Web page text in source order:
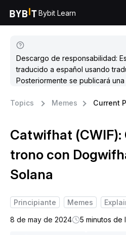
Bybit Learn
Descargo de responsabilidad:
traducido a español usando
Posteriormente se publicará
Topics Memes Current
Catwifhat (CWIF):
trono con
Solana
Principiante Memes
8 de may de 2024
5 minutos de